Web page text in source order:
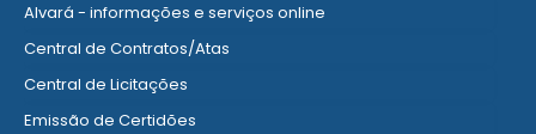
Alvará - informações e serviços online
Central de Contratos/Atas
Central de Licitações
Emissão de Certidões